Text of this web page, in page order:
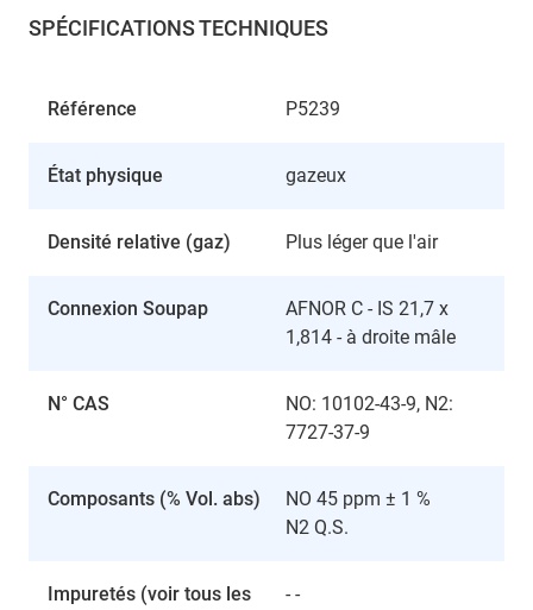
SPÉCIFICATIONS TECHNIQUES
Référence P5239
État physique gazeux
Densité relative (gaz) Plus léger que l'air
Connexion Soupap
AFNOR C - IS 21,7 x
1,814 - à droite mâle
N° CAS
NO: 10102-43-9, N2:
7727-37-9
Composants (% Vol. abs)
NO 45 ppm ± 1 %
N2 Q.S.
Impuretés (voir tous les
- -